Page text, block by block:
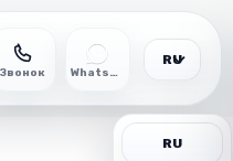
Звонок WhatsApp
RU
RU